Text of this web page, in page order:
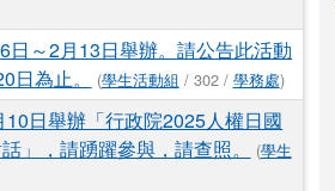
～2月13日舉辦。請公告此活動
為止。
(學生活動組 / 302 / 學務處)
日舉辦「行政院2025人權日國
，請踴躍參與，請查照。
(學生